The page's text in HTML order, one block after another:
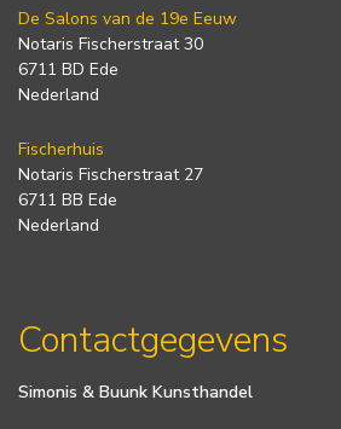
De Salons van de 19e Eeuw
Notaris Fischerstraat 30
6711 BD Ede
Nederland
Fischerhuis
Notaris Fischerstraat 27
6711 BB Ede
Nederland
Contactgegevens
Simonis & Buunk Kunsthandel